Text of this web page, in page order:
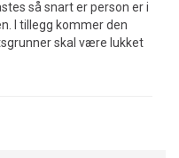
så snart er person er i
I tillegg kommer den
skal være lukket